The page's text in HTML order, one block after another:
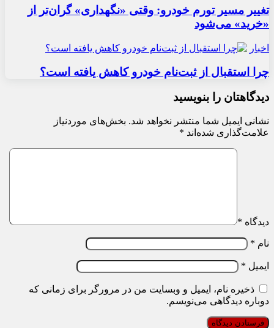
تغییر مسیر تورم خودرو: وقتی «نگهداری» گران‌تر از
«خرید» می‌شود
اخبار
چرا استقبال از ثبت‌نام خودرو کاهش یافته است؟
دیدگاهتان را بنویسید
نشانی ایمیل شما منتشر نخواهد شد. بخش‌های موردنیاز
علامت‌گذاری شده‌اند *
دیدگاه *
نام *
ایمیل *
ذخیره نام، ایمیل و وبسایت من در مرورگر برای زمانی که
دوباره دیدگاهی می‌نویسم.